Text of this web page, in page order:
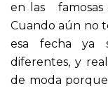
en las famosas
Cuando aún no
esa fecha ya
diferentes, y
de moda